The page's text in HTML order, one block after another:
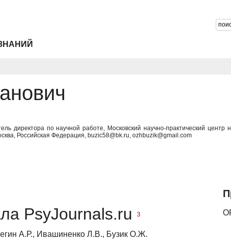
директора по научной работе, Московский научно-практический центр
Российская Федерация, buzic58@bk.ru, ozhbuzik@gmail.com
PsyJournals.ru 3
А.Р., Ивашиненко Л.В., Бузик О.Ж.